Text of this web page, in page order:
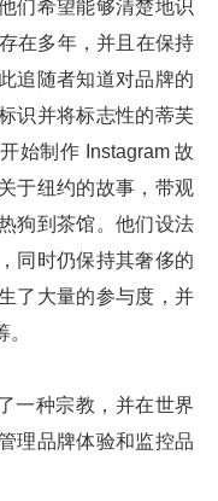
们希望能够清楚地识
在多年，并且在保持
追随者知道对品牌的
识并将标志性的蒂芙
始制作 Instagram 故
于纽约的故事，带观
狗到茶馆。他们设法
同时仍保持其奢侈的
了大量的参与度，并
一种宗教，并在世界
理品牌体验和监控品